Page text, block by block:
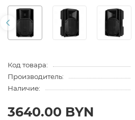
Код товара:
Производитель:
Наличие:
3640.00 BYN